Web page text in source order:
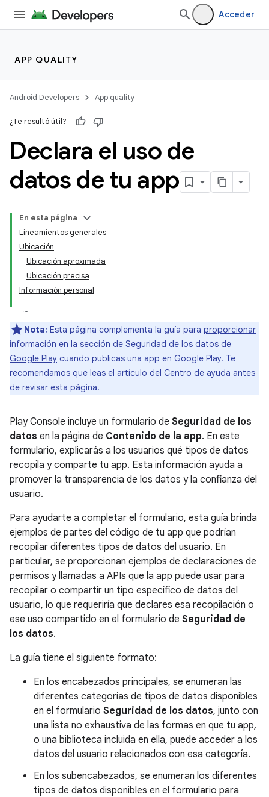
Acceder
APP QUALITY
Android Developers App quality
¿Te resultó útil?
Declara el uso de
datos de tu app
En esta página
Lineamientos generales
Ubicación
Ubicación aproximada
Ubicación precisa
Información personal
Nota: Esta página complementa la guía para proporcionar
información en la sección de Seguridad de los datos de
Google Play cuando publicas una app en Google Play. Te
recomendamos que leas el artículo del Centro de ayuda antes
de revisar esta página.
Play Console incluye un formulario de Seguridad de los
datos en la página de Contenido de la app. En este
formulario, explicarás a los usuarios qué tipos de datos
recopila y comparte tu app. Esta información ayuda a
promover la transparencia de los datos y la confianza del
usuario.
Para ayudarte a completar el formulario, esta guía brinda
ejemplos de partes del código de tu app que podrían
recopilar diferentes tipos de datos del usuario. En
particular, se proporcionan ejemplos de declaraciones de
permisos y llamadas a APIs que la app puede usar para
recopilar o compartir un tipo específico de datos del
usuario, lo que requeriría que declares esa recopilación o
ese uso compartido en el formulario de Seguridad de
los datos.
La guía tiene el siguiente formato:
En los encabezados principales, se enumeran las
diferentes categorías de tipos de datos disponibles
en el formulario Seguridad de los datos, junto con
una lista no exhaustiva de las formas en que tu app,
o una biblioteca incluida en ella, puede acceder a los
datos del usuario relacionados con esa categoría.
En los subencabezados, se enumeran los diferentes
tipos de datos disponibles en el formulario para